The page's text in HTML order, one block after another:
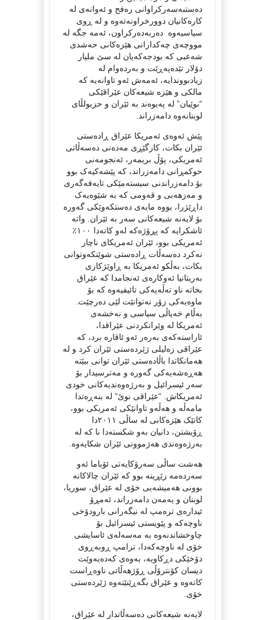
دەستبەسەرکراوانی رەفح و ئەوانەی لە
کارەکانیان دوورخراونەتەوە و لە ڕوی
سیاسیەوە دەربەدەرکراون، ئەمە جگە لە
مووچەی چەکدارانی هێزەکانی حەشدی
شەعبی کە بودجەکەیان لە سێ ملیار
دۆلار تێدەپەڕێت و بەردەوام لە
زیادبووندایە، ئەمەش ئەو تاوانەیە کە
مالکی و هێزە شیعەکان عێراقێکی
“نوێیان” لە پەیوەند بە ئێران و حزبولڵای
لوبنانەوە دامەزراند.
پێش ئەوەی ئەمریکا عێراق ڕادەستی
ئێران بکات، کارگێڕی مەدەنی دەسەڵاتی
ئەمریکی، پۆڵ بریمەر، ئەنجومەنی
حوکمڕانی دامەزراند، کە پێشەکیەک بوو
بۆ دامەزراندنی سیستەمێکی تایەفەگەری
و مەزهەبی و قەومی کە بە شێوەیەک
داڕێژرا، بووە مایەی دەستکەوێكی گەورە
بۆ لایەنە شیعەکانی سەر بە ئێران. واتە
ئاشکرایە کە پڕۆژەکە لەو کاتەدا ١٠٠٪
ئەمریکی بوو، ئێران ئەمریکای ناچار
نەکرد دەسەڵات ڕادەستی شوێنکەوتوانی
بکات، بەڵکو ئەمریکا بە ڕاوێژکاری
بەریتانیا ئەوکارەی ئەنجامدا کە عێراق
بخاتە ناو تەڵەیەکی تائیفیەوە کە بۆ
ماوەیەکی زۆر نەتوانێت لێی دەرچێت.
بەڵام خەیاڵی سیاسی و نەخشەی
ئەمریکا لە وێرانکردنی عێراقدا،
ئاراستەکەی بەرەر ئەو ئاقارە برد، کە
عێراقی زەلیلی ژێردەستی ئێران کرد و لە
هەمانکاتدا باڵادەستی ئێران توانی ببێتە
هەڕەشەیەکی گەورە و مەترسیدار بۆ
سەر ئیسرائیل و بەرژەوەندیەکانی خودی
ئەمریکاش. “عێراقی نوێ” لە بنەڕەتدا
مامەڵە و هەڵەو تاوانێکی ئەمریکی بوو،
کاتێک هێزەکانی لە ساڵی ٢٠١١دا
ڕۆیشتن، دانیان بەو شکستەدا نا کە لە
بەرژەوەندی هەژموونی ئێران شکایەوە.
هەشت ساڵی سەرۆکایەتی ئۆباما ئەو
سەردەمە زێڕینە بوو کە ئێران چالاکانە
بوونی هەمیشەیی خۆی لە عێراق، سوریا،
لوبنان و یەمەن دامەزراند، ئەمڕۆ
ئیدارەی ترەمپ له نیگەرانی بارودۆخی
ناوچەکه و پێویستی ئیسرائیل بۆ
چاوخشاندنەوه به مەسەلەی ئاسایشی
خۆی لە ناوچەکەدا، ترامپ ڕوبەڕوی
دۆخێکی دڕکاویە، بەوەی کەدەیەوێت
دیسان کۆنترۆڵی ڕۆژهەڵاتی ناوەڕاست
کاتەوه و عێراق بگەڕێنێتەوە ژێردەستی
خۆی.
لایەنە شیعەکانی دەسەڵاتدار لە عێراق،